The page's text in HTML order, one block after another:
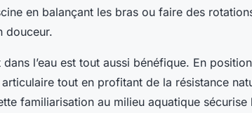
en balançant les bras ou faire des
douceur.
dans l’eau est tout aussi bénéfique. En
tout en profitant de la résistance
familiarisation au milieu aquatique